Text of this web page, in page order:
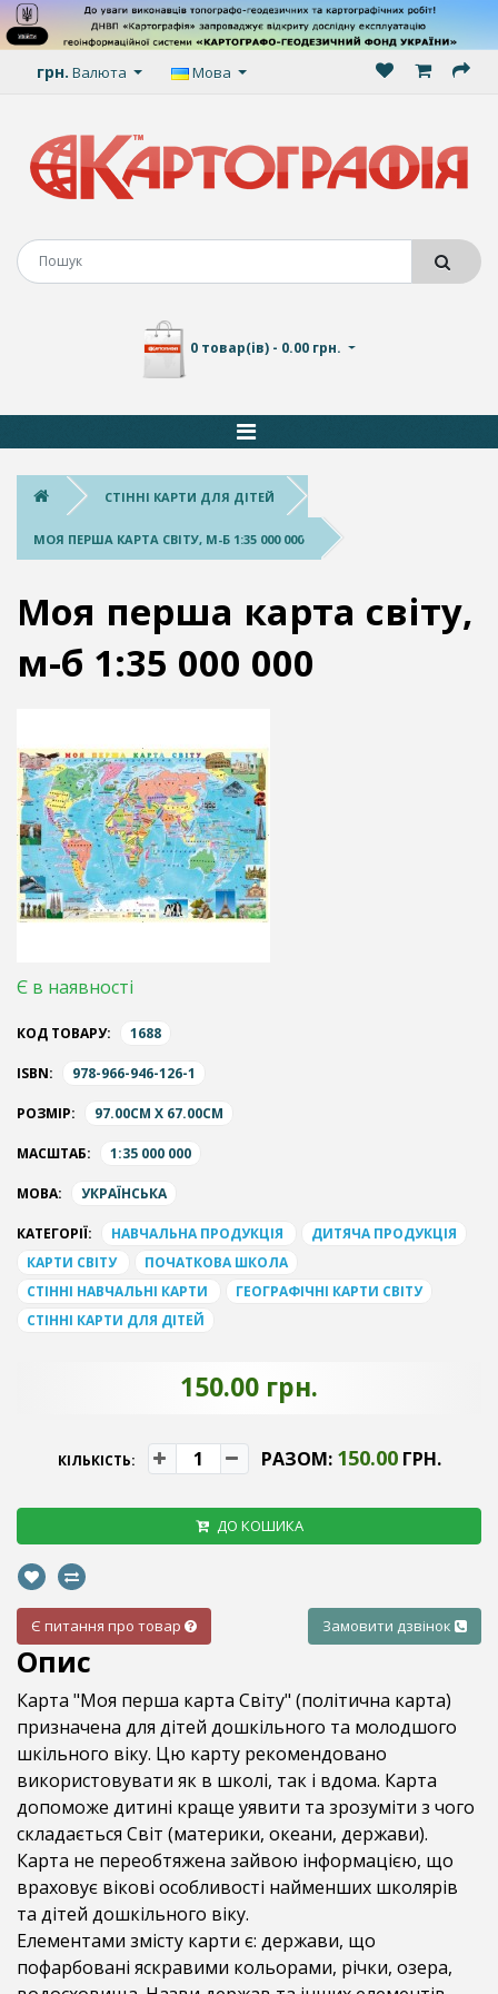
грн. Валюта Мова
0 товар(ів) - 0.00 грн.
СТІННІ КАРТИ ДЛЯ ДІТЕЙ
МОЯ ПЕРША КАРТА СВІТУ, М-Б 1:35 000 000
Моя перша карта світу,
м-б 1:35 000 000
Є в наявності
КОД ТОВАРУ: 1688
ISBN: 978-966-946-126-1
РОЗМІР: 97.00CM X 67.00CM
МАСШТАБ: 1:35 000 000
МОВА: УКРАЇНСЬКА
КАТЕГОРІЇ: НАВЧАЛЬНА ПРОДУКЦІЯ
ДИТЯЧА ПРОДУКЦІЯ
КАРТИ СВІТУ
ПОЧАТКОВА ШКОЛА
СТІННІ НАВЧАЛЬНІ КАРТИ
ГЕОГРАФІЧНІ КАРТИ СВІТУ
СТІННІ КАРТИ ДЛЯ ДІТЕЙ
150.00 грн.
КІЛЬКІСТЬ: РАЗОМ: 150.00ГРН.
ДО КОШИКА
Є питання про товар Замовити дзвінок
Опис
Карта "Моя перша карта Світу" (політична карта)
призначена для дітей дошкільного та молодшого
шкільного віку. Цю карту рекомендовано
використовувати як в школі, так і вдома. Карта
допоможе дитині краще уявити та зрозуміти з чого
складається Світ (материки, океани, держави).
Карта не переобтяжена зайвою інформацією, що
враховує вікові особливості найменших школярів
та дітей дошкільного віку.
Елементами змісту карти є: держави, що
пофарбовані яскравими кольорами, річки, озера,